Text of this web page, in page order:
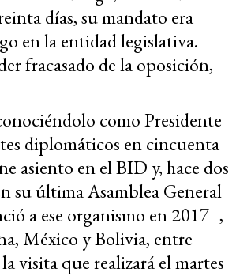
días, su mandato era
en la entidad legislativa.
fracasado de la oposición,
como Presidente
diplomáticos en cincuenta
asiento en el BID y, hace dos
su última Asamblea General
a ese organismo en 2017–,
México y Bolivia, entre
visita que realizará el martes